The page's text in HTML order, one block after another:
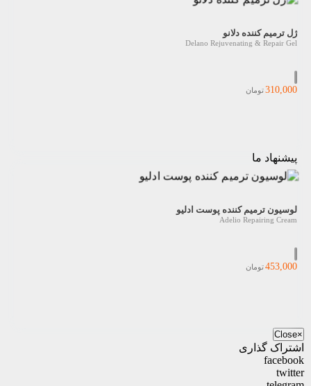
ژل ترمیم کننده دلانو
Delano Rejuvenating & Repair Gel
310,000تومان
پیشنهاد ما
لوسیون ترمیم کننده پوست ادلیو
Adelio Repairing Cream
453,000تومان
×
Close
اشتراک گذاری
facebook
twitter